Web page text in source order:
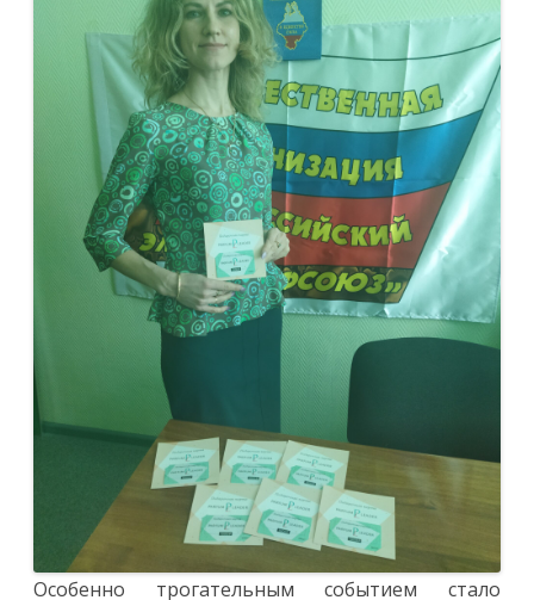
Особенно трогательным событием стало